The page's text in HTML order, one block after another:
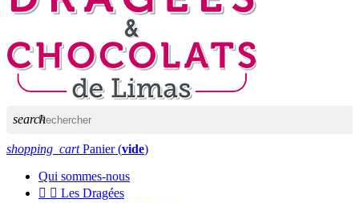
search
shopping_cart Panier (vide)
Qui sommes-nous
  Les Dragées